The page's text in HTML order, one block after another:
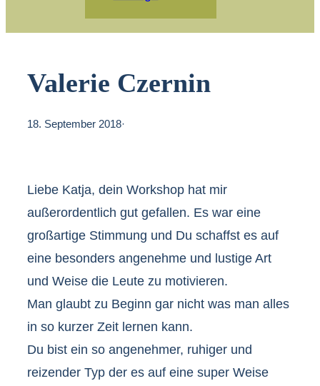
Valerie Czernin
18. September 2018·
Liebe Katja, dein Workshop hat mir
außerordentlich gut gefallen. Es war eine
großartige Stimmung und Du schaffst es auf
eine besonders angenehme und lustige Art
und Weise die Leute zu motivieren.
Man glaubt zu Beginn gar nicht was man alles
in so kurzer Zeit lernen kann.
Du bist ein so angenehmer, ruhiger und
reizender Typ der es auf eine super Weise